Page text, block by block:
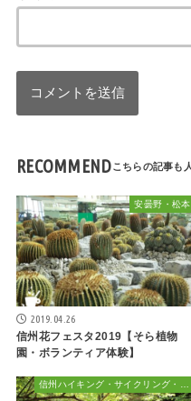
RECOMMEND
安曇野・松本
2019.04.26
信州花フェスタ2019【そら植物
園・ボランティア体験】
信州ハイキング・サイクリング・植物散策&おでかけ